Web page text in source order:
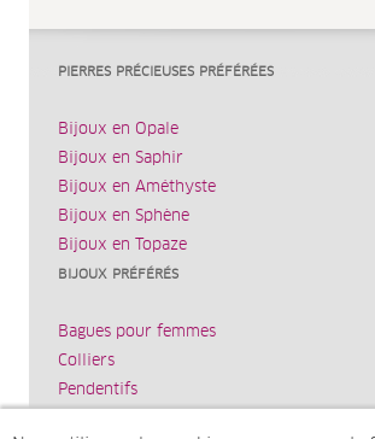
PIERRES PRÉCIEUSES PRÉFÉRÉES
Bijoux en Opale
Bijoux en Saphir
Bijoux en Améthyste
Bijoux en Sphène
Bijoux en Topaze
BIJOUX PRÉFÉRÉS
Bagues pour femmes
Colliers
Pendentifs